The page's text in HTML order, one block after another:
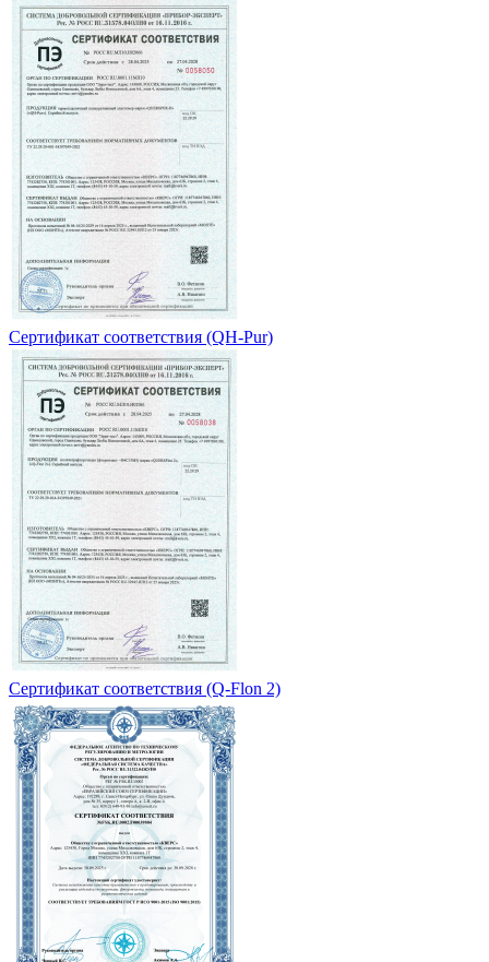
Сертификат соответствия (QH-Pur)
Сертификат соответствия (Q-Flon 2)